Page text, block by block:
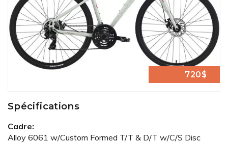
720$
Spécifications
Cadre:
Alloy 6061 w/Custom Formed T/T & D/T w/C/S Disc